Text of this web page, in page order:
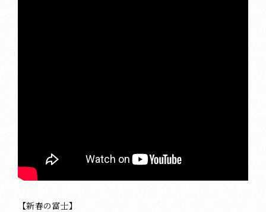
【新春の富士】